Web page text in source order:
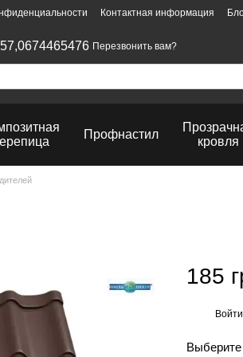
Контактная информация
0674465476 Перезвонить вам?
Профнастил
кровля
185
Войти
Выберите